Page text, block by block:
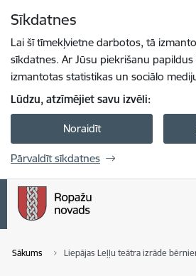
Sīkdatnes
Lai šī tīmekļvietne darbotos, tā
sīkdatnes. Ar Jūsu piekrišanu
izmantotas statistikas un sociālo
Lūdzu, atzīmējiet savu izvēli:
Noraidīt
Pārvaldīt sīkdatnes
Sākums Liepājas Leļļu teātra izrāde